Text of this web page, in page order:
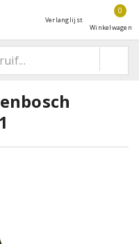
Verlanglijst
0
Winkelwagen